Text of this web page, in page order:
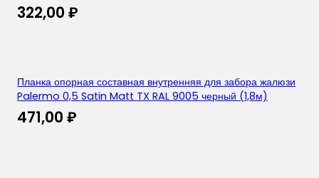
322,00 ₽
Планка опорная составная внутренняя для забора жалюзи
Palermo 0,5 Satin Matt TX RAL 9005 черный (1,8м)
471,00 ₽